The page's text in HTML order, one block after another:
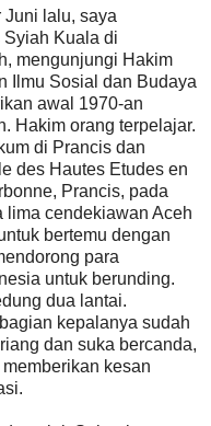
Juni lalu, saya
Syiah Kuala di
mengunjungi Hakim
Ilmu Sosial dan Budaya
awal 1970-an
Hakim orang terpelajar.
di Prancis dan
des Hautes Etudes en
Prancis, pada
lima cendekiawan Aceh
bertemu dengan
para
untuk berunding.
dua lantai.
kepalanya sudah
dan suka bercanda,
kesan